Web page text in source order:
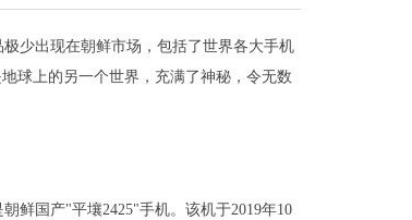
少出现在朝鲜市场，包括了世界各大手机
球上的另一个世界，充满了神秘，令无数
鲜国产"平壤2425"手机。该机于2019年10